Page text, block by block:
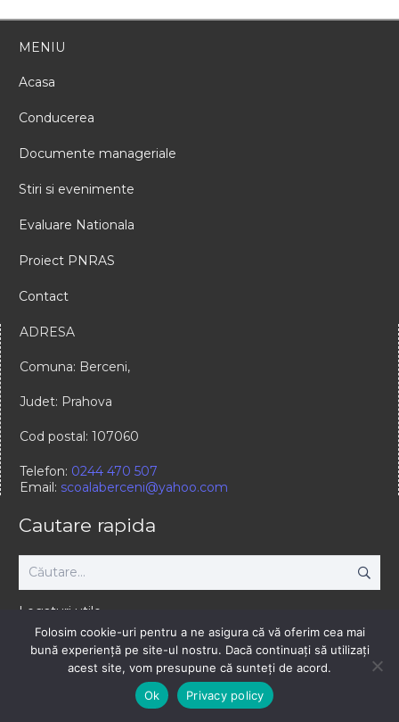
MENIU
Acasa
Conducerea
Documente manageriale
Stiri si evenimente
Evaluare Nationala
Proiect PNRAS
Contact
ADRESA
Comuna: Berceni,
Judet: Prahova
Cod postal: 107060
Telefon: 0244 470 507
Email: scoalaberceni@yahoo.com
Cautare rapida
după:
Legaturi utile
www.scoalaprahovei.ro
www.isj.ph.edu.ro
www.edu.ro
Folosim cookie-uri pentru a ne asigura că vă oferim cea mai
bună experiență pe site-ul nostru. Dacă continuați să utilizați
acest site, vom presupune că sunteți de acord.
Ok
Privacy policy